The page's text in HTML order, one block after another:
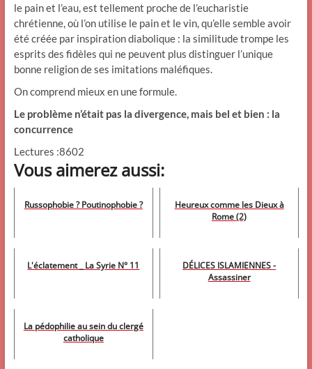
le pain et l’eau, est tellement proche de l’eucharistie
chrétienne, où l’on utilise le pain et le vin, qu’elle semble avoir
été créée par inspiration diabolique : la similitude trompe les
esprits des fidèles qui ne peuvent plus distinguer l’unique
bonne religion de ses imitations maléfiques.
On comprend mieux en une formule.
Le problème n’était pas la divergence, mais bel et bien : la
concurrence
Lectures :8602
Vous aimerez aussi:
Russophobie ? Poutinophobie ?
Heureux comme les Dieux à
Rome (2)
L'éclatement _ La Syrie N° 11
DÉLICES ISLAMIENNES -
Assassiner
La pédophilie au sein du clergé
catholique